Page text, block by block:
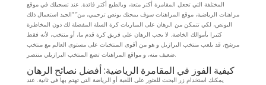
المختلفة التي تجعل المقامرة أكثر متعة، وبالطبع أكثر فائدة. عند تسجيلك في موقع
مراهنات الرياضية، موقع المراهنات سوف يمحنك بونص ترحيبي، من” “الجيد استعمال ذلك
البونص، لكي تتمكن من الرهان على المباريات كرة السلة المفضلة لك دون المخاطرة
كثيرا بأموالك الخاصة. لا يجب الرهان على فريق كرة قدم ما، أو منتخب، لأنه فقط
مرشح، قد يلعب منتخب البرازيل و هو من أقوى المنتخبات على مستوى العالم مع منتخب
ضعيف منه، و مواقع المراهنات تضع المنتخب البرازيلي منتصر.
كيفية الفوز في المقامرة الرياضية: أفضل نصائح الرهان
يمكنك استخدام زر البحث للعثور على اللعبة أو الرياضة التي تهتم بها في ثانية. عند